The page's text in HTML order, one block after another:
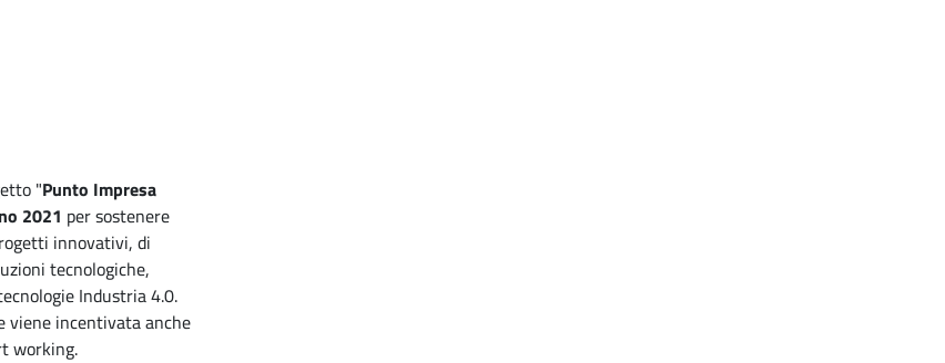
"Punto Impresa
2021 per sostenere
innovativi, di
tecnologiche,
Industria 4.0.
incentivata anche
working.